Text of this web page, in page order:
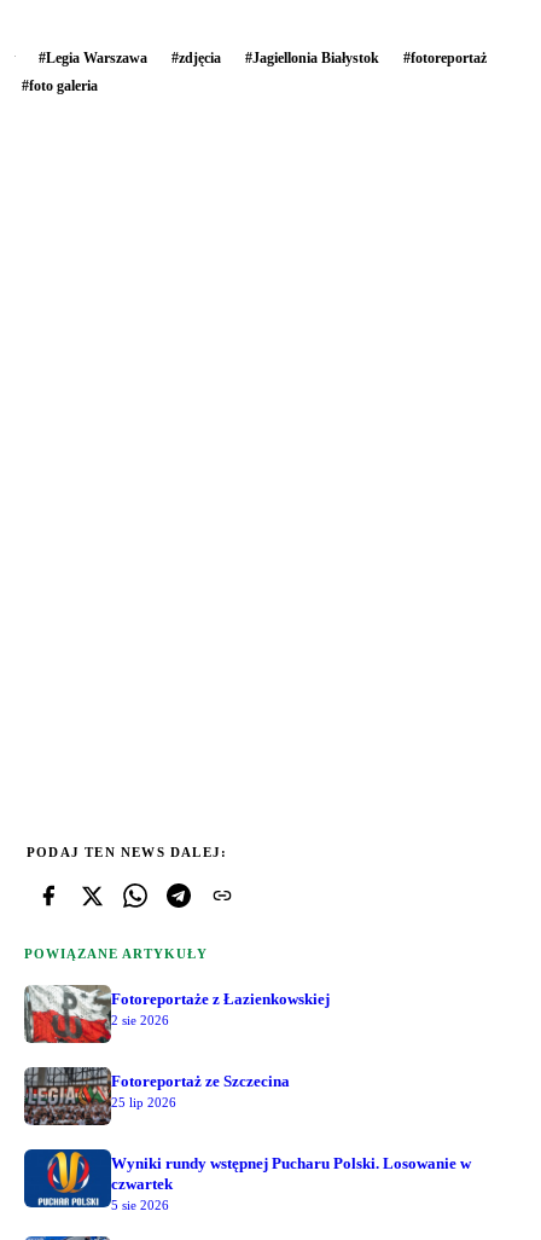
#Legia Warszawa #zdjęcia #Jagiellonia Białystok #fotoreportaż
#foto galeria
PODAJ TEN NEWS DALEJ:
POWIĄZANE ARTYKUŁY
Fotoreportaże z Łazienkowskiej
2 sie 2026
Fotoreportaż ze Szczecina
25 lip 2026
Wyniki rundy wstępnej Pucharu Polski. Losowanie w
czwartek
5 sie 2026